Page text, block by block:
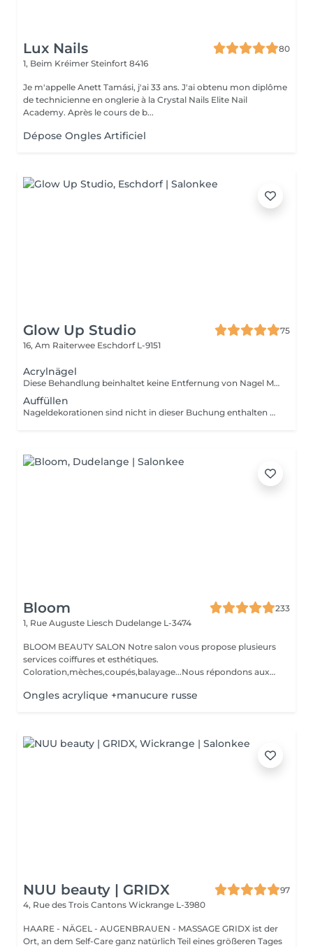
Lux Nails
80
1, Beim Kréimer Steinfort 8416
Je m'appelle Anett Tamási, j'ai 33 ans. J'ai obtenu mon diplôme
de technicienne en onglerie à la Crystal Nails Elite Nail
Academy. Après le cours de b...
Dépose Ongles Artificiel
Glow Up Studio
75
16, Am Raiterwee Eschdorf L-9151
Acrylnägel
Diese Behandlung beinhaltet keine Entfernung von Nagel Modellage Ihre Nägel müssen für diesen Service naturbelassen sein. Falls eine Entfernung notwendig ist, buchen Sie bitte vorab den Service "Altmodelage entfernen". Nageldekorationen sind nicht in dieser Buchung enthalten und müssen separat hinzugebucht werden!
Auffüllen
Nageldekorationen sind nicht in dieser Buchung enthalten und müssen separat hinzugebucht werden!
Bloom
233
1, Rue Auguste Liesch Dudelange L-3474
BLOOM BEAUTY SALON Notre salon vous propose plusieurs
services coiffures et esthétiques.
Coloration,mèches,coupés,balayage...Nous répondons aux
Ongles acrylique +manucure russe
NUU beauty | GRIDX
97
4, Rue des Trois Cantons Wickrange L-3980
HAARE - NÄGEL - AUGENBRAUEN - MASSAGE GRIDX ist der
Ort, an dem Self-Care ganz natürlich Teil eines größeren Tages